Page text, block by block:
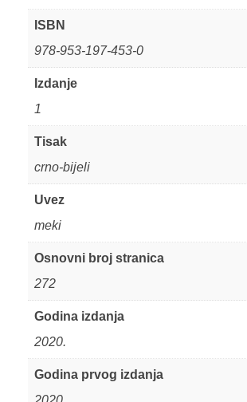
ISBN
978-953-197-453-0
Izdanje
1
Tisak
crno-bijeli
Uvez
meki
Osnovni broj stranica
272
Godina izdanja
2020.
Godina prvog izdanja